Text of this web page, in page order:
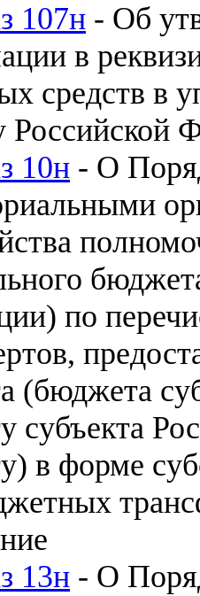
107н - Об
в
средств в
Российской
10н - О
по
(бюджета
субъекта
в форме
13н - О